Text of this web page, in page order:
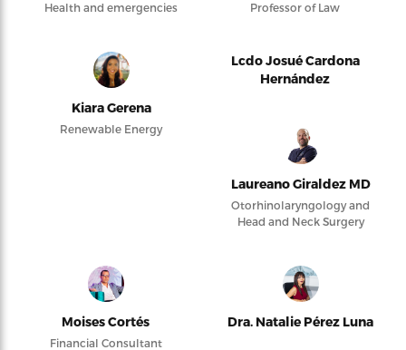
Health and emergencies Professor of Law
Kiara Gerena
Renewable Energy
Lcdo Josué Cardona
Hernández
Laureano Giraldez MD
Otorhinolaryngology and
Head and Neck Surgery
Moises Cortés
Financial Consultant
Dra. Natalie Pérez Luna